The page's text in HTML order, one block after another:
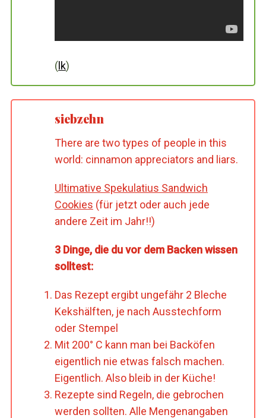
(lk)
siebzehn
There are two types of people in this
world: cinnamon appreciators and liars.
Ultimative Spekulatius Sandwich
Cookies (für jetzt oder auch jede
andere Zeit im Jahr!!)
3 Dinge, die du vor dem Backen wissen
solltest:
Das Rezept ergibt ungefähr 2 Bleche
Kekshälften, je nach Ausstechform
oder Stempel
Mit 200° C kann man bei Backöfen
eigentlich nie etwas falsch machen.
Eigentlich. Also bleib in der Küche!
Rezepte sind Regeln, die gebrochen
werden sollten. Alle Mengenangaben